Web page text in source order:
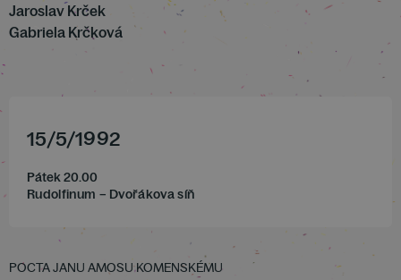
Jaroslav Krček
Gabriela Krčková
15/5/1992
Pátek 20.00
Rudolfinum – Dvořákova síň
POCTA JANU AMOSU KOMENSKÉMU